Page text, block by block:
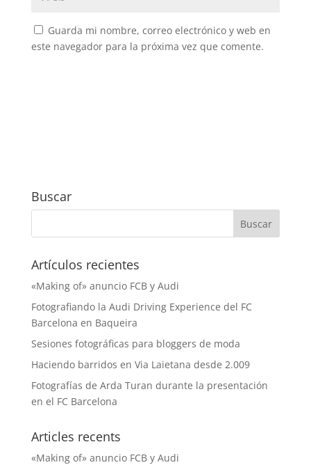
Guarda mi nombre, correo electrónico y web en
este navegador para la próxima vez que comente.
Buscar
Artículos recientes
«Making of» anuncio FCB y Audi
Fotografiando la Audi Driving Experience del FC
Barcelona en Baqueira
Sesiones fotográficas para bloggers de moda
Haciendo barridos en Via Laietana desde 2.009
Fotografías de Arda Turan durante la presentación
en el FC Barcelona
Articles recents
«Making of» anuncio FCB y Audi